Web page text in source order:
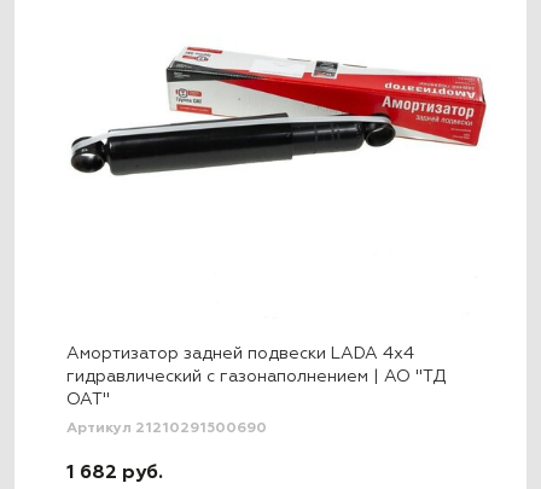
Амортизатор задней подвески LADA 4x4
гидравлический с газонаполнением | АО "ТД
ОАТ"
Артикул 21210291500690
1 682 руб.